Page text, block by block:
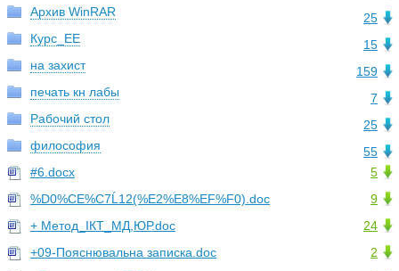
25
Архив WinRAR
15
Курс_ЕЕ
159
на захист
7
печать кн лабы
25
Рабочий стол
55
философия
5
#6.docx
9
%D0%CE%C7Ĺ12(%E2%E8%EF%F0).doc
24
+ Метод_ІКТ_МД,ЮР.doc
2
+09-Пояснювальна записка.doc